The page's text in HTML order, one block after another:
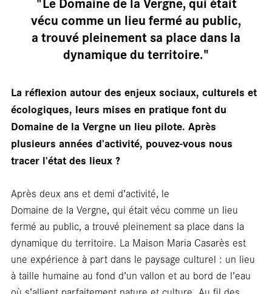
vécu comme un lieu fermé au public,
a trouvé pleinement sa place dans la
dynamique du territoire."
La réflexion autour des enjeux sociaux, culturels et
écologiques, leurs mises en pratique font du
Domaine de la Vergne un lieu pilote. Après
plusieurs années d’activité, pouvez-vous nous
tracer l’état des lieux ?
Après deux ans et demi d’activité, le
Domaine de la Vergne, qui était vécu comme un lieu
fermé au public, a trouvé pleinement sa place dans la
dynamique du territoire. La Maison Maria Casarès est
une expérience à part dans le paysage culturel : un lieu
à taille humaine au fond d’un vallon et au bord de l’eau